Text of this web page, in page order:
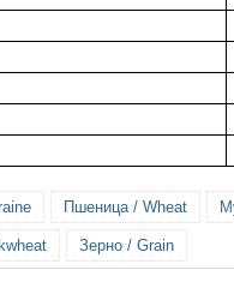
Пшеница / Wheat
Зерно / Grain